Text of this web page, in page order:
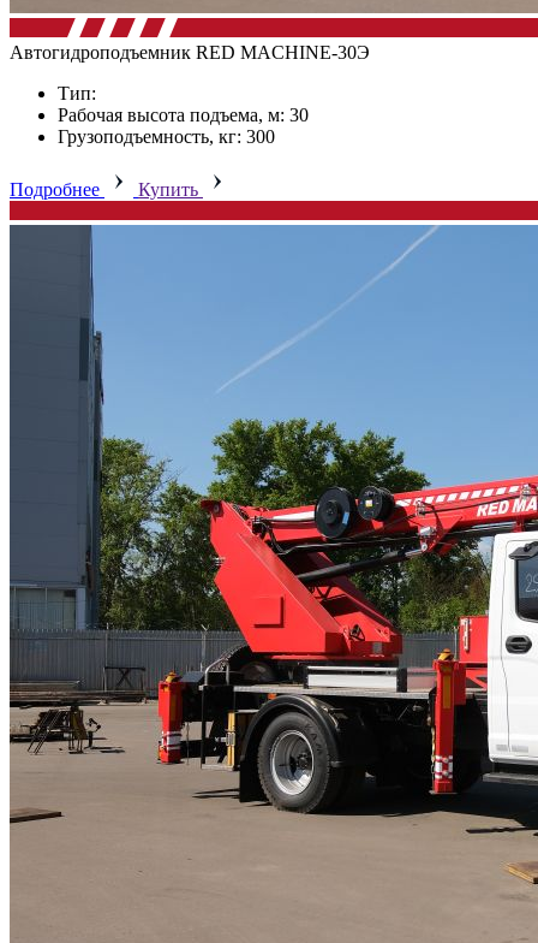
Автогидроподъемник RED MACHINE-30Э
Тип:
Рабочая высота подъема, м: 30
Грузоподъемность, кг: 300
Подробнее Купить